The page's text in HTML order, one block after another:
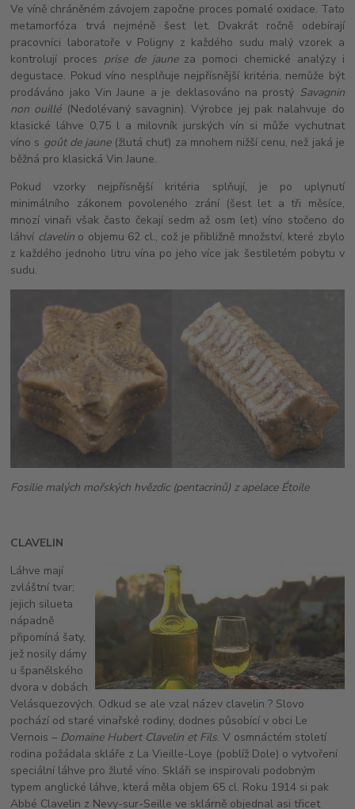
Ve víně chráněném závojem započne proces pomalé oxidace. Tato
metamorfóza trvá nejméně šest let. Dvakrát ročně odebírají
pracovníci laboratoře v Poligny z každého sudu malý vzorek a
kontrolují proces prise de jauneza pomoci chemické analýzy i
degustace. Pokud víno nesplňuje nejpřísnější kritéria, nemůže být
prodáváno jako Vin Jaune a je deklasováno na prostý Savagnin
non ouillé(Nedolévaný savagnin). Výrobce jej pak nalahvuje do
klasické láhve 0,75 l a milovník jurských vín si může vychutnat
víno s goût de jaune(žlutá chuť) za mnohem nižší cenu, než jaká je
běžná pro klasická Vin Jaune.
Pokud vzorky nejpřísnější kritéria splňují, je po uplynutí
minimálního zákonem povoleného zrání (šest let a tři měsíce,
mnozí vinaři však často čekají sedm až osm let) víno stočeno do
láhví clavelino objemu 62 cl., což je přibližně množství, které zbylo
z každého jednoho litru vína po jeho více jak šestiletém pobytu v
sudu.
Fosilie malých mořských hvězdic (pentacrinů) z apelace Étoile
CLAVELIN
Láhve mají
zvláštní tvar;
jejich silueta
nápadně
připomíná šaty,
jež nosily dámy
u španělského
dvora v dobách
Velásquezových. Odkud se ale vzal název clavelin ? Slovo
pochází od staré vinařské rodiny, dodnes působící v obci Le
Vernois – Domaine Hubert Clavelin et Fils. V osmnáctém století
rodina požádala skláře z La Vieille-Loye (poblíž Dole) o vytvoření
speciální láhve pro žluté víno. Skláři se inspirovali podobným
typem anglické láhve, která měla objem 65 cl. Roku 1914 si pak
Abbé Clavelin z Nevy-sur-Seille ve sklárně objednal asi třicet